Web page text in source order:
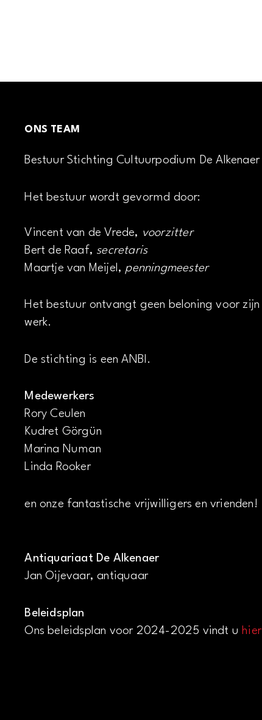
ONS TEAM
Bestuur Stichting Cultuurpodium De Alkenaer
Het bestuur wordt gevormd door:
Vincent van de Vrede, voorzitter
Bert de Raaf, secretaris
Maartje van Meijel, penningmeester
Het bestuur ontvangt geen beloning voor zijn
werk.
De stichting is een ANBI.
Medewerkers
Rory Ceulen
Kudret Görgün
Marina Numan
Linda Rooker
en onze fantastische vrijwilligers en vrienden!
Antiquariaat De Alkenaer
Jan Oijevaar, antiquaar
Beleidsplan
Ons beleidsplan voor 2024-2025 vindt u hier